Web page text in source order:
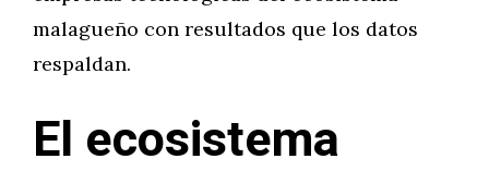
malagueño con resultados que los datos
respaldan.
El ecosistema